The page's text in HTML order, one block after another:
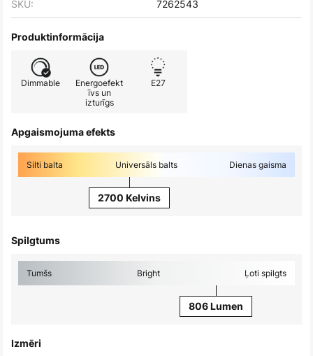
SKU:
7262543
Produktinformācija
Dimmable
Energoefekt
īvs un
izturīgs
E27
Apgaismojuma efekts
Silti balta Universāls balts Dienas gaisma
2700 Kelvins
Spilgtums
Tumšs Bright Ļoti spilgts
806 Lumen
Izmēri